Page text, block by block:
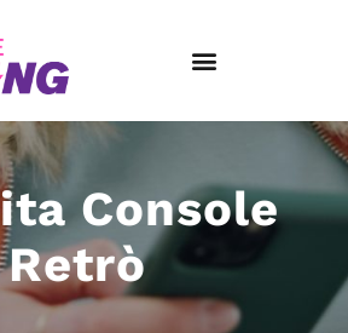
Console
Retrò